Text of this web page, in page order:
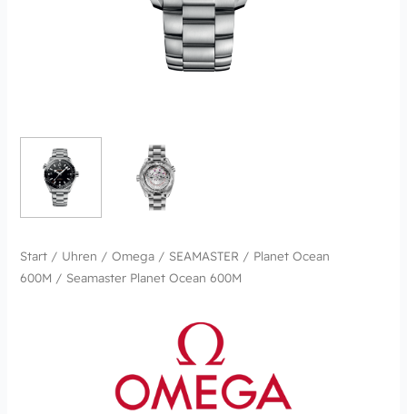
Start / Uhren /Omega / SEAMASTER / Planet Ocean
600M / Seamaster Planet Ocean 600M